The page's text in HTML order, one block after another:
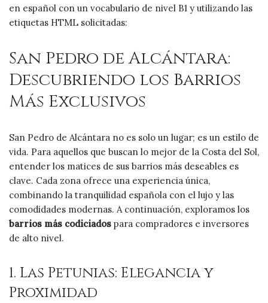
en español con un vocabulario de nivel B1 y utilizando las
etiquetas HTML solicitadas:
San Pedro de Alcántara:
Descubriendo los Barrios
Más Exclusivos
San Pedro de Alcántara no es solo un lugar; es un estilo de
vida. Para aquellos que buscan lo mejor de la Costa del Sol,
entender los matices de sus barrios más deseables es
clave. Cada zona ofrece una experiencia única,
combinando la tranquilidad española con el lujo y las
comodidades modernas. A continuación, exploramos los
barrios más codiciados para compradores e inversores
de alto nivel.
1. Las Petunias: Elegancia y
Proximidad